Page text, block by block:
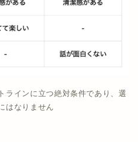
ラインに立つ絶対条件であり、選
はなりません